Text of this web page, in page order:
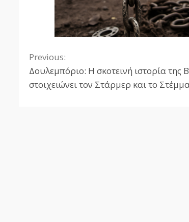
Continue
Reading
Previous:
Δουλεμπόριο: Η σκοτεινή ιστορία της
στοιχειώνει τον Στάρμερ και το